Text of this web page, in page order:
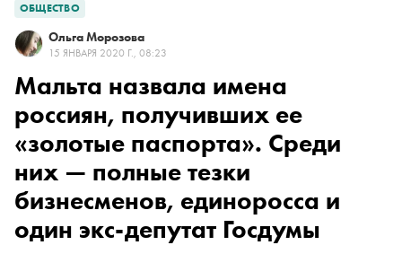
ОБЩЕСТВО
Ольга Морозова
15 ЯНВАРЯ 2020 Г., 08:23
Мальта назвала имена
россиян, получивших ее
«золотые паспорта». Среди
них — полные тезки
бизнесменов, единоросса и
один экс-депутат Госдумы